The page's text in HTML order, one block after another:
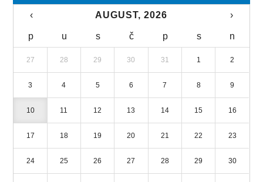
‹ AUGUST, 2026 ›
p u s č p s n
27 28 29 30 31 1 2
3 4 5 6 7 8 9
10 11 12 13 14 15 16
17 18 19 20 21 22 23
24 25 26 27 28 29 30